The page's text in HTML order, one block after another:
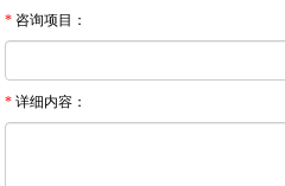
* 咨询项目：
* 详细内容：